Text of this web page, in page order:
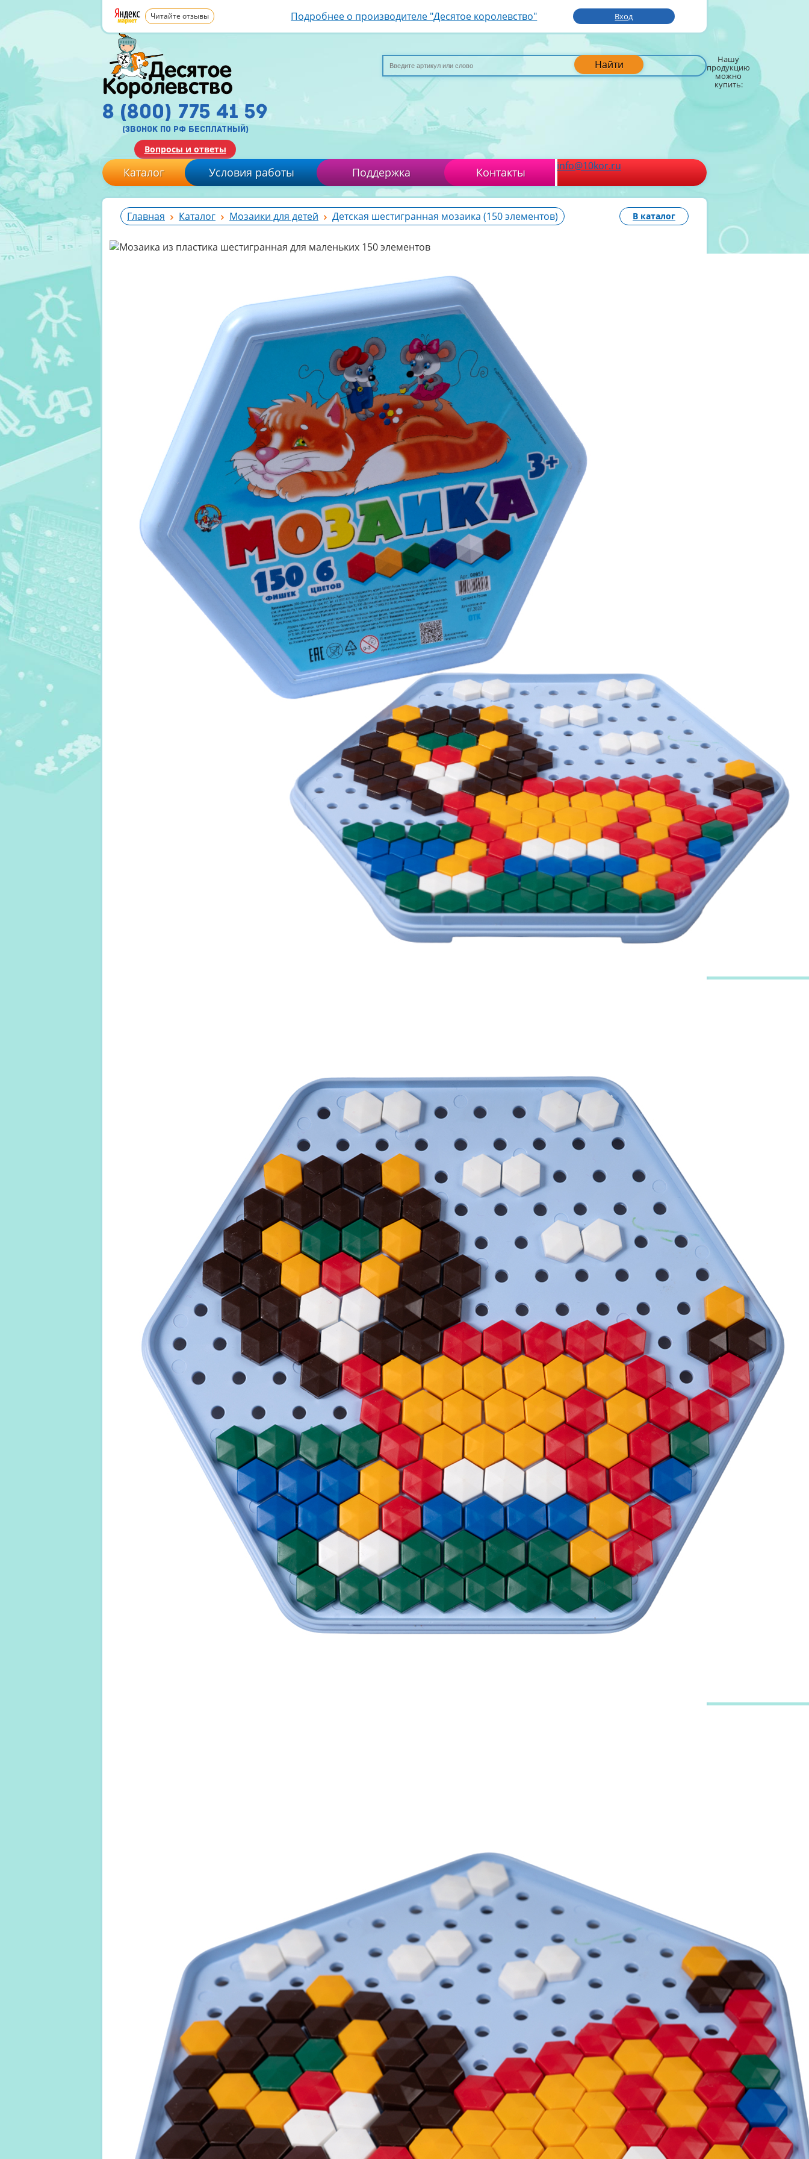
Читайте отзывы Подробнее о производителе "Десятое королевство" Вход
Найти Нашу
продукцию
можно
купить:
8 (800) 775 41 59
(звонок по рф бесплатный)
Вопросы и ответы
Каталог Условия работы Поддержка Контакты info@10kor.ru
Главная Каталог Мозаики для детей Детская шестигранная мозаика (150 элементов) В каталог